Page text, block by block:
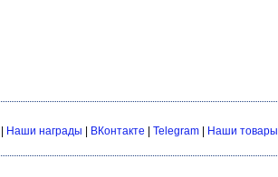
Наши награды ВКонтакте Telegram Наши товары